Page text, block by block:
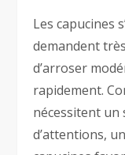
Les capucines
demandent
d’arroser
rapidement.
nécessitent un
d’attentions,